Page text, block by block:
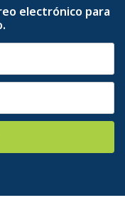
electrónico para